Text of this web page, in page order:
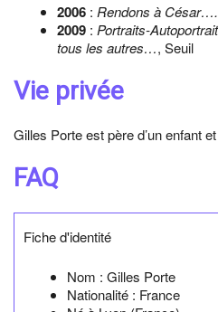
2006 : Rendons à César….
2009 : Portraits-
tous les autres…, Seuil
Vie privée
Gilles Porte est père d’un enfant
FAQ
Fiche d'identité
Nom : Gilles Porte
Nationalité : France